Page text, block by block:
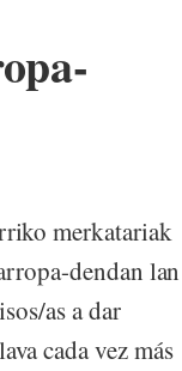
merkatariak
dendan lan
as a dar
cada vez más